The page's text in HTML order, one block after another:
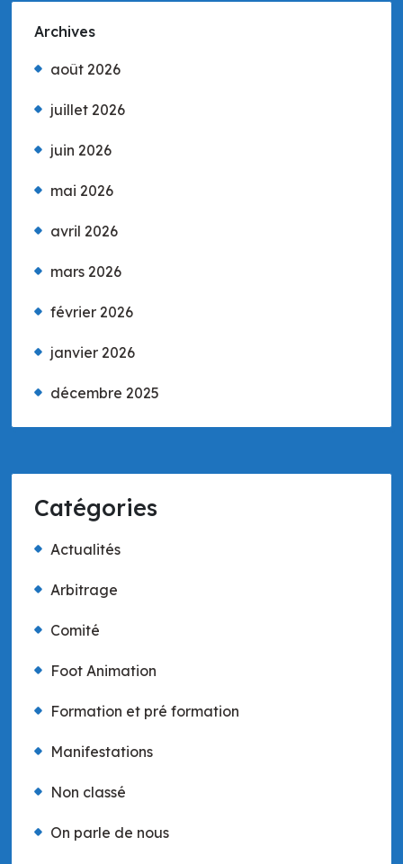
Archives
août 2026
juillet 2026
juin 2026
mai 2026
avril 2026
mars 2026
février 2026
janvier 2026
décembre 2025
Catégories
Actualités
Arbitrage
Comité
Foot Animation
Formation et pré formation
Manifestations
Non classé
On parle de nous